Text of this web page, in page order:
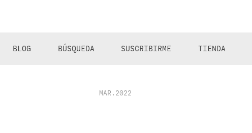
BLOG BÚSQUEDA SUSCRIBIRME TIENDA
MAR.2022